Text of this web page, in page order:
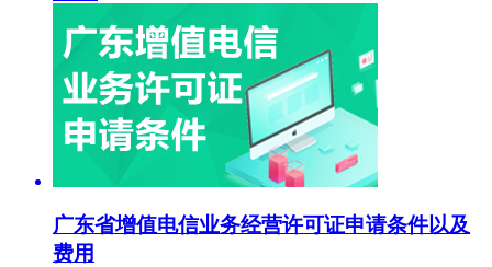
广东省增值电信业务经营许可证申请条件以及
费用